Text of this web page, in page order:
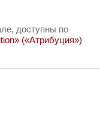
доступны по
(«Атрибуция»)